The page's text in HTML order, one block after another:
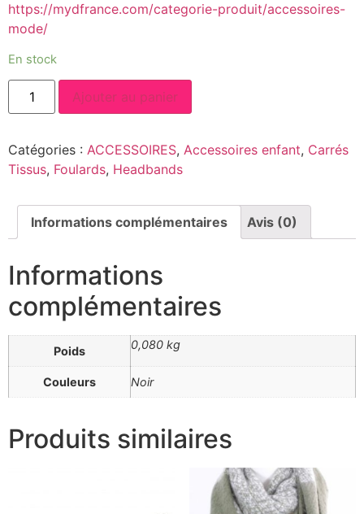
https://mydfrance.com/categorie-produit/accessoires-
mode/
En stock
quantité
BANDANA
Ajouter au panier
Catégories : ACCESSOIRES, Accessoires enfant, Carrés
Tissus, Foulards, Headbands
Informations complémentaires Avis (0)
Informations
complémentaires
Poids 0,080 kg
Couleurs Noir
Produits similaires